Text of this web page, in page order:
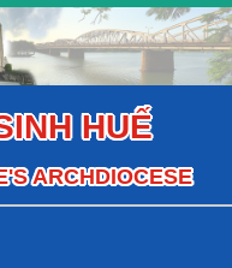
HUẾ
ARCHDIOCESE